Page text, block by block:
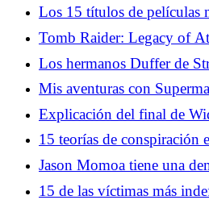
debería negarse a resolverse
Los 15 títulos de películas
los tiempos, si se toman
Tomb Raider: Legacy of
"Ningún Laras se queda
Los hermanos Duffer de
una nueva y misteriosa
Paramount
Mis aventuras con
canónica de Supergirl
Explicación del final de
doblan las campanas
15 teorías de conspiración
mucha gente todavía acepta
Jason Momoa tiene una
para una película de Lobo
15 de las víctimas más